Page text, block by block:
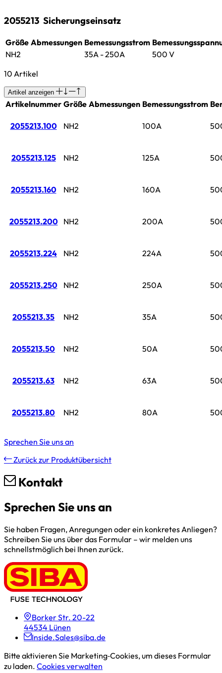
2055213 Sicherungseinsatz
Größe Abmessungen Bemessungsstrom
NH2
35A - 250A
500 V
10 Artikel
Artikel anzeigen
Artikelnummer Größe Abmessungen Bemessungsstrom
2055213.100 NH2 100A
2055213.125 NH2 125A
2055213.160 NH2 160A
2055213.200 NH2 200A
2055213.224 NH2 224A
2055213.250 NH2 250A
2055213.35 NH2 35A
2055213.50 NH2 50A
2055213.63 NH2 63A
2055213.80 NH2 80A
Sprechen Sie uns an
Zurück zur Produktübersicht
Kontakt
Sprechen Sie uns an
Sie haben Fragen, Anregungen oder ein konkretes Anliegen?
Schreiben Sie uns über das Formular – wir melden uns
schnellstmöglich bei Ihnen zurück.
Borker Str. 20-22
44534 Lünen
Inside.Sales@siba.de
Bitte aktivieren Sie Marketing‑Cookies, um dieses Formular
zu laden. Cookies verwalten